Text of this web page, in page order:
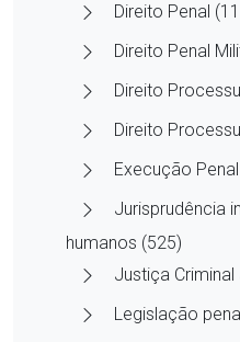
Direito Penal
Direito Penal
Direito
Direito
Execução
Jurisprudência
humanos (525)
Justiça Criminal
Legislação